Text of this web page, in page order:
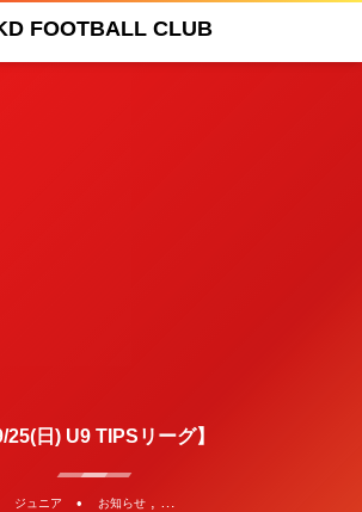
FOOTBALL CLUB
25(日) U9 TIPSリーグ】
ジュニア お知らせ, …